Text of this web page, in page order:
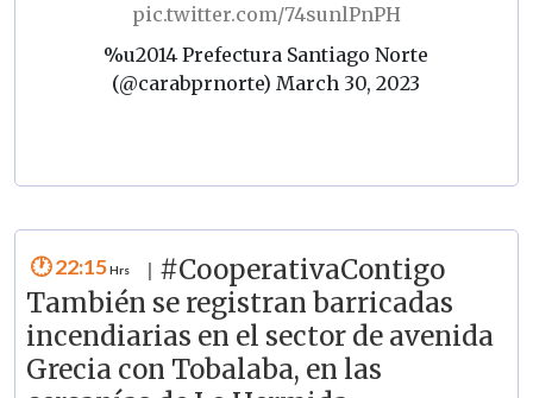
pic.twitter.com/74sunlPnPH
%u2014 Prefectura Santiago Norte
(@carabprnorte)March 30, 2023
22:15
#CooperativaContigo
También se registran barricadas
incendiarias en el sector de avenida
Grecia con Tobalaba, en las